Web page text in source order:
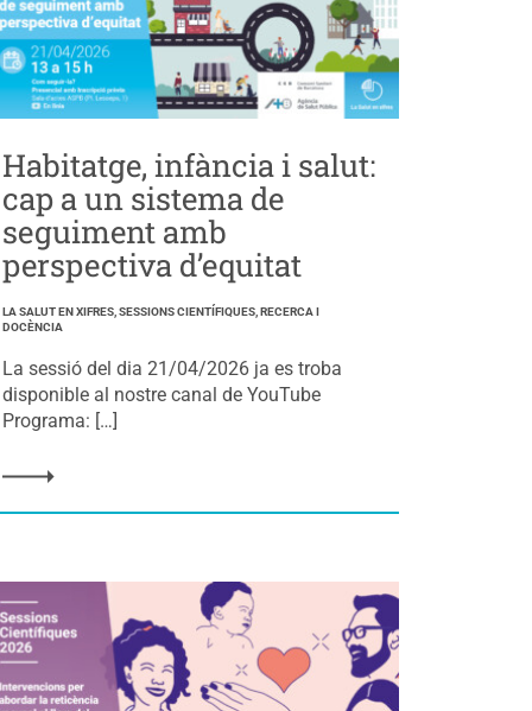
Habitatge, infància i salut:
cap a un sistema de
seguiment amb
perspectiva d’equitat
LA SALUT EN XIFRES, SESSIONS CIENTÍFIQUES, RECERCA I
DOCÈNCIA
La sessió del dia 21/04/2026 ja es troba
disponible al nostre canal de YouTube
Programa: […]